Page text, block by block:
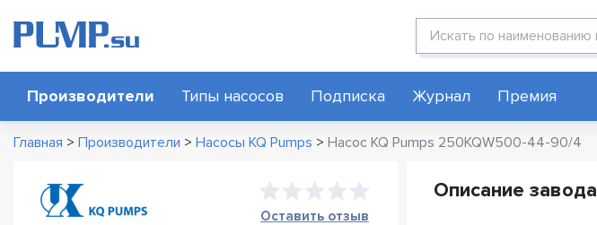
Поиск по каталогу
Производители Типы насосов Подписка Журнал Премия
Главная > Производители > Насосы KQ Pumps > Насос KQ Pumps 250KQW500-44-90/4
Оставить отзыв
Описание завода